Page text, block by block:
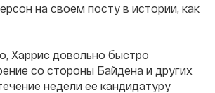
на своем посту в истории, как
Харрис довольно быстро
со стороны Байдена и других
недели ее кандидатуру